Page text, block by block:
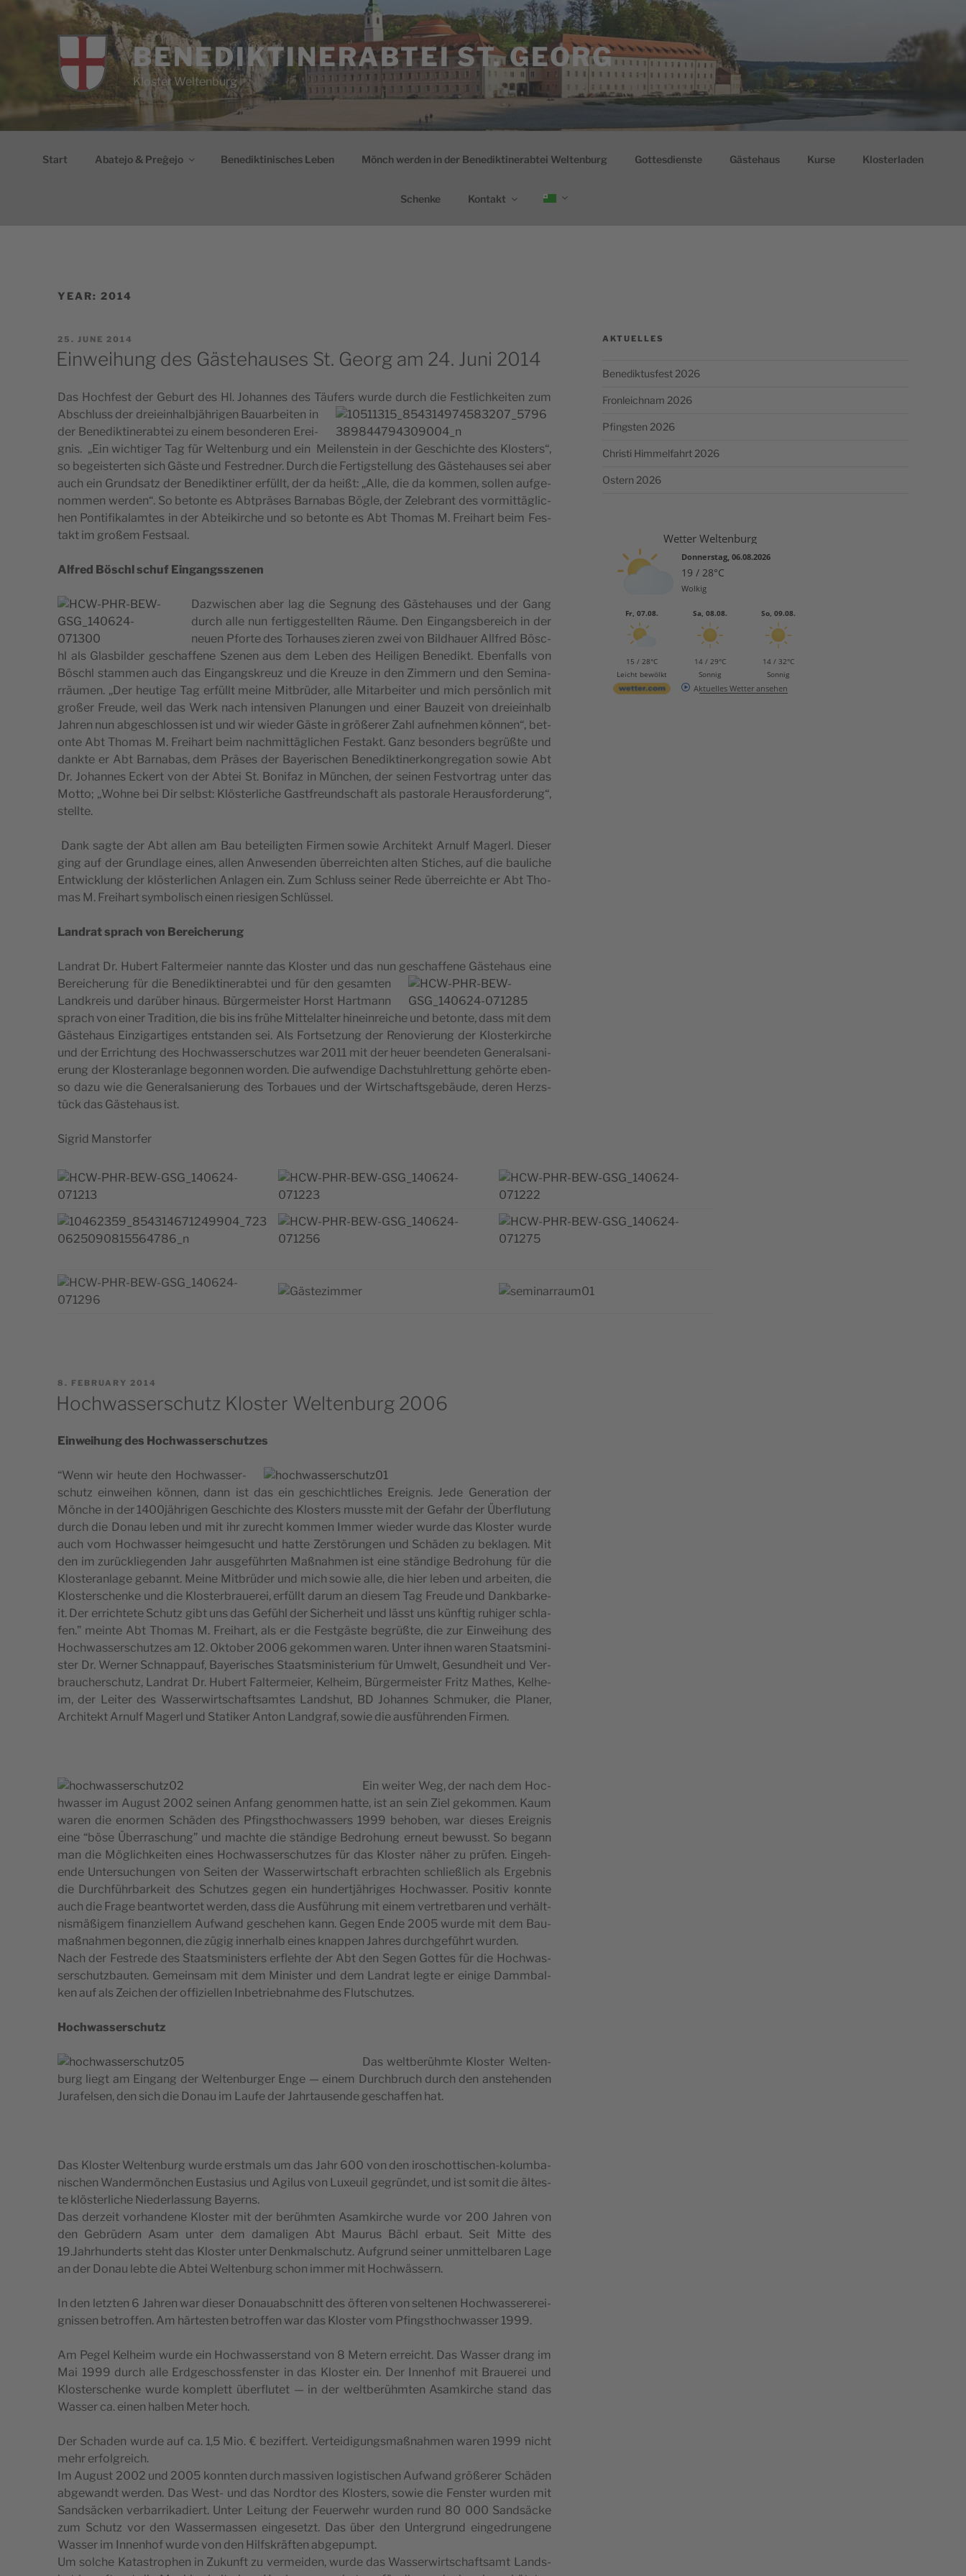
BENEDIKTINERABTEI ST. GEORG
Kloster Weltenburg
Start Abatejo & Preĝejo Benediktinisches Leben Mönch werden in der Benediktinerabtei Weltenburg Gottesdienste Gästehaus Kurse Klosterladen
Schenke Kontakt
YEAR: 2014
POSTED
25. JUNE 2014
Einweihung des Gästehauses St. Georg am 24. Juni 2014
Das Hoc­hfest der Geburt des Hl. Johan­nes des Täu­fers wur­de durch die Fes­tlic­hke­i­ten zum
Absc­hluss der dre­i­e­in­halb­jähri­gen Bau­ar­be­i­ten in
der Bene­dik­ti­ne­rab­tei zu einem beson­de­ren Ere­i­
g­nis. „Ein wic­hti­ger Tag für Wel­ten­burg und ein Mei­len­ste­in in der Gesc­hic­hte des Klo­s­ters“,
so bege­i­s­ter­ten sich Gäs­te und Festred­ner. Durch die Fer­tig­s­tel­lung des Gäs­te­ha­u­ses sei aber
auch ein Grund­satz der Bene­dik­ti­ner erfüllt, der da hei­ßt: „Alle, die da kom­men, sol­len auf­ge­
nom­men wer­den“. So bet­onte es Abt­präses Bar­na­bas Bögle, der Zele­brant des vor­mit­täglic­
hen Pon­tifi­ka­lam­tes in der Abte­i­kirc­he und so bet­onte es Abt Tho­mas M. Fre­i­hart beim Fes­
takt im gro­ßem Festsaal.
Alfred Bösc­hl schuf Eingangsszenen
Dazwi­sc­hen aber lag die Seg­nung des Gäs­te­ha­u­ses und der Gang
durch alle nun fer­tig­ge­s­tellten Räume. Den Ein­gang­s­be­re­ich in der
neu­en Pfor­te des Tor­ha­u­ses zie­ren zwei von Bild­ha­u­er Allfred Bösc­
hl als Gla­s­bil­der gesc­haf­fe­ne Sze­nen aus dem Leben des Hei­li­gen Bene­dikt. Eben­falls von
Bösc­hl stam­men auch das Ein­gang­s­kre­uz und die Kre­u­ze in den Zim­mern und den Semi­na­
rräu­men. „Der heu­t­ige Tag erfüllt mei­ne Mit­brüder, alle Mitar­be­i­ter und mich per­sön­lich mit
gro­ßer Fre­u­de, weil das Werk nach inten­si­ven Pla­nun­gen und einer Bau­ze­it von dre­i­e­in­halb
Jahren nun abge­sc­hlos­sen ist und wir wie­der Gäs­te in größe­rer Zahl auf­ne­hmen kön­nen“, bet­
onte Abt Tho­mas M. Fre­i­hart beim nac­hmit­täglic­hen Fes­takt. Ganz beson­ders begrüßte und
dank­te er Abt Bar­na­bas, dem Präses der Baye­ri­sc­hen Bene­dik­ti­ner­kon­gre­ga­ti­on sowie Abt
Dr. Johan­nes Eckert von der Abtei St. Boni­faz in Münc­hen, der sei­nen Fest­vor­trag unter das
Mot­to; „Wohne bei Dir selbst: Klös­ter­lic­he Gast­fre­und­sc­ha­ft als pas­to­ra­le Hera­u­s­for­de­rung“,
stellte.
Dank sag­te der Abt allen am Bau bete­i­lig­ten Fir­men sowie Arc­hi­tekt Arnulf Magerl. Die­ser
ging auf der Grund­la­ge eines, allen Anwe­sen­den übe­rre­ic­hten alten Stic­hes, auf die bau­lic­he
Entwic­klung der klös­ter­lic­hen Anla­gen ein. Zum Schluss sei­ner Rede übe­rre­ic­hte er Abt Tho­
mas M. Fre­i­hart sym­bo­li­sch einen rie­si­gen Schlüssel.
Lan­drat sprach von Bereicherung
Lan­drat Dr. Hubert Fal­ter­me­i­er nann­te das Klo­s­ter und das nun gesc­haf­fe­ne Gäs­te­ha­us eine
Bere­ic­he­rung für die Bene­dik­ti­ne­rab­tei und für den gesam­ten
Land­kre­is und darüber hina­us. Bür­ger­me­i­s­ter Horst Hart­mann
sprach von einer Tra­di­ti­on, die bis ins frühe Mit­te­lal­ter hine­in­re­ic­he und bet­onte, dass mit dem
Gäs­te­ha­us Ein­zi­gar­ti­ges ent­s­tan­den sei. Als Fort­set­zung der Reno­vi­e­rung der Klo­s­ter­kirc­he
und der Erric­htung des Hoc­hwas­ser­sc­hut­zes war 2011 mit der heu­er been­de­ten Gene­ral­sa­ni­
e­rung der Klo­s­te­ran­la­ge begon­nen wor­den. Die aufwen­d­ige Dac­hs­tu­hl­ret­tung gehör­te eben­
so dazu wie die Gene­ral­sa­ni­e­rung des Tor­ba­u­es und der Wirt­sc­ha­ft­s­ge­bäu­de, deren Herz­s­
tück das Gäs­te­ha­us ist.
Sigrid Man­stor­fer
POSTED
8. FEBRUARY 2014
Hochwasserschutz Kloster Weltenburg 2006
Einwe­i­hung des Hoc­hwas­ser­sc­hut­zes
“Wenn wir heu­te den Hoc­hwas­ser­
sc­hutz einwe­i­hen kön­nen, dann ist das ein gesc­hic­htlic­hes Ere­i­g­nis. Jede Gene­ra­ti­on der
Mönc­he in der 1400jährigen Gesc­hic­hte des Klo­s­ters mus­s­te mit der Gefa­hr der Über­flu­tung
durch die Donau leben und mit ihr zurec­ht kom­men Immer wie­der wur­de das Klo­s­ter wur­de
auch vom Hoc­hwas­ser heim­ge­suc­ht und hat­te Zer­s­törun­gen und Schäden zu bekla­gen. Mit
den im zurüc­kli­e­gen­den Jahr aus­ge­führ­ten Maßna­hmen ist eine stän­d­ige Bedro­hung für die
Klo­s­te­ran­la­ge gebannt. Mei­ne Mit­brüder und mich sowie alle, die hier leben und arbe­i­ten, die
Klo­s­ter­sc­hen­ke und die Klo­s­ter­bra­u­e­rei, erfüllt darum an die­sem Tag Fre­u­de und Dank­bar­ke­
it. Der erric­ht­ete Schutz gibt uns das Gefühl der Sic­her­he­it und lässt uns kün­f­tig ruhi­ger schla­
fen.” meinte Abt Tho­mas M. Fre­i­hart, als er die Fest­gäs­te begrüßte, die zur Einwe­i­hung des
Hoc­hwas­ser­sc­hut­zes am 12. Okt­ober 2006 gekom­men waren. Unter ihnen waren Sta­ats­mi­ni­
s­ter Dr. Wer­ner Schna­ppa­uf, Baye­ri­sc­hes Sta­ats­mi­ni­s­te­ri­um für Umwelt, Gesund­he­it und Ver­
bra­uc­her­sc­hutz, Lan­drat Dr. Hubert Fal­ter­me­i­er, Kel­he­im, Bür­ger­me­i­s­ter Fritz Mat­hes, Kel­he­
im, der Lei­ter des Was­se­rwirt­sc­ha­ft­sam­tes Lands­hut, BD Johan­nes Schmu­ker, die Pla­ner,
Arc­hi­tekt Arnulf Magerl und Sta­ti­ker Anton Land­graf, sowie die aus­führen­den Firmen.
Ein wei­ter Weg, der nach dem Hoc­
hwas­ser im August 2002 sei­nen Anfang genom­men hat­te, ist an sein Ziel gekom­men. Kaum
waren die enor­men Schäden des Pfing­st­hoc­hwas­sers 1999 beh­oben, war die­ses Ere­i­g­nis
eine “böse Übe­rra­sc­hung” und mac­hte die stän­d­ige Bedro­hung erne­ut bewusst. So begann
man die Möglic­hke­i­ten eines Hoc­hwas­ser­sc­hut­zes für das Klo­s­ter näher zu prüfen. Ein­ge­h­
ende Unter­suc­hun­gen von Sei­ten der Was­se­rwirt­sc­ha­ft erbrac­hten schli­e­ßlich als Ergeb­nis
die Durc­hführ­bar­ke­it des Schut­zes gegen ein hun­dert­jähri­ges Hoc­hwas­ser. Posi­tiv konn­te
auch die Fra­ge bean­twor­tet wer­den, dass die Aus­führung mit einem ver­tret­ba­ren und ver­hält­
nis­mäß­ig­em finan­zi­el­lem Aufwand gesc­he­hen kann. Gegen Ende 2005 wur­de mit dem Bau­
ma­ßna­hmen begon­nen, die zügig inner­halb eines kna­ppen Jahres durc­hge­führt wurden.
Nach der Festre­de des Sta­ats­mi­ni­s­ters erfle­hte der Abt den Segen Got­tes für die Hoc­hwas­
ser­sc­hutz­ba­u­ten. Geme­in­sam mit dem Mini­s­ter und dem Lan­drat leg­te er ein­ige Dammbal­
ken auf als Zeic­hen der offi­zi­el­len Inbe­tri­eb­na­hme des Flutschutzes.
Hoc­hwas­ser­sc­hutz
Das welt­be­rühm­te Klo­s­ter Wel­ten­
burg liegt am Ein­gang der Wel­ten­bur­ger Enge — einem Durc­hbruch durch den anste­hen­den
Jura­fel­sen, den sich die Donau im Lau­fe der Jahr­ta­u­s­ende gesc­haf­fen hat.
Das Klo­s­ter Wel­ten­burg wur­de erst­mals um das Jahr 600 von den iro­sc­hot­ti­sc­hen-kolum­ba­
ni­sc­hen Wan­der­mönc­hen Eus­ta­si­us und Agi­lus von Luxe­u­il gegrün­det, und ist somit die älte­s­
te klös­ter­lic­he Nie­der­las­sung Bayerns.
Das der­ze­it vor­han­de­ne Klo­s­ter mit der berühm­ten Asam­kirc­he wur­de vor 200 Jahren von
den Gebrüdern Asam unter dem dama­li­gen Abt Mau­rus Bäc­hl erba­ut. Seit Mit­te des
19.Jahrhunderts ste­ht das Klo­s­ter unter Denk­mal­sc­hutz. Auf­grund sei­ner unmit­tel­ba­ren Lage
an der Donau leb­te die Abtei Wel­ten­burg schon immer mit Hochwässern.
In den letz­ten 6 Jahren war die­ser Dona­u­ab­sc­hnitt des öfte­ren von sel­te­nen Hoc­hwas­se­re­re­i­
g­nis­sen betrof­fen. Am här­te­s­ten betrof­fen war das Klo­s­ter vom Pfing­st­hoc­hwas­ser 1999.
Am Pegel Kel­he­im wur­de ein Hoc­hwas­ser­s­tand von 8 Metern erre­ic­ht. Das Was­ser drang im
Mai 1999 durch alle Erd­ge­sc­hos­s­fen­ster in das Klo­s­ter ein. Der Innen­hof mit Bra­u­e­rei und
Klo­s­ter­sc­hen­ke wur­de kom­plett über­flu­tet — in der welt­be­rühm­ten Asam­kirc­he stand das
Was­ser ca. einen hal­ben Meter hoch.
Der Scha­den wur­de auf ca. 1,5 Mio. € bezif­fert. Ver­te­i­di­gungs­ma­ßna­hmen waren 1999 nic­ht
mehr erfolgreich.
Im August 2002 und 2005 konn­ten durch mas­si­ven logi­s­ti­sc­hen Aufwand größe­rer Schäden
abge­wandt wer­den. Das West- und das Nord­tor des Klo­s­ters, sowie die Fen­ster wur­den mit
Sand­säc­ken ver­ba­rri­ka­di­ert. Unter Lei­tung der Feu­e­rwe­hr wur­den rund 80 000 Sand­säc­ke
zum Schutz vor den Was­ser­mas­sen ein­ge­setzt. Das über den Unter­grund ein­ge­drun­ge­ne
Was­ser im Innen­hof wur­de von den Hilf­s­kräf­ten abgepumpt.
Um solc­he Kata­s­trop­hen in Zukun­ft zu ver­me­i­den, wur­de das Was­se­rwirt­sc­ha­ft­samt Lands­
AKTUELLES
Benediktusfest 2026
Fronleichnam 2026
Pfingsten 2026
Christi Himmelfahrt 2026
Ostern 2026
Wetter Weltenburg
Donnerstag, 06.08.2026
19 / 28°C
Wolkig
Fr, 07.08.
15 / 28°C
Leicht bewölkt
Sa, 08.08.
14 / 29°C
Sonnig
So, 09.08.
14 / 32°C
Sonnig
Aktuelles Wetter ansehen